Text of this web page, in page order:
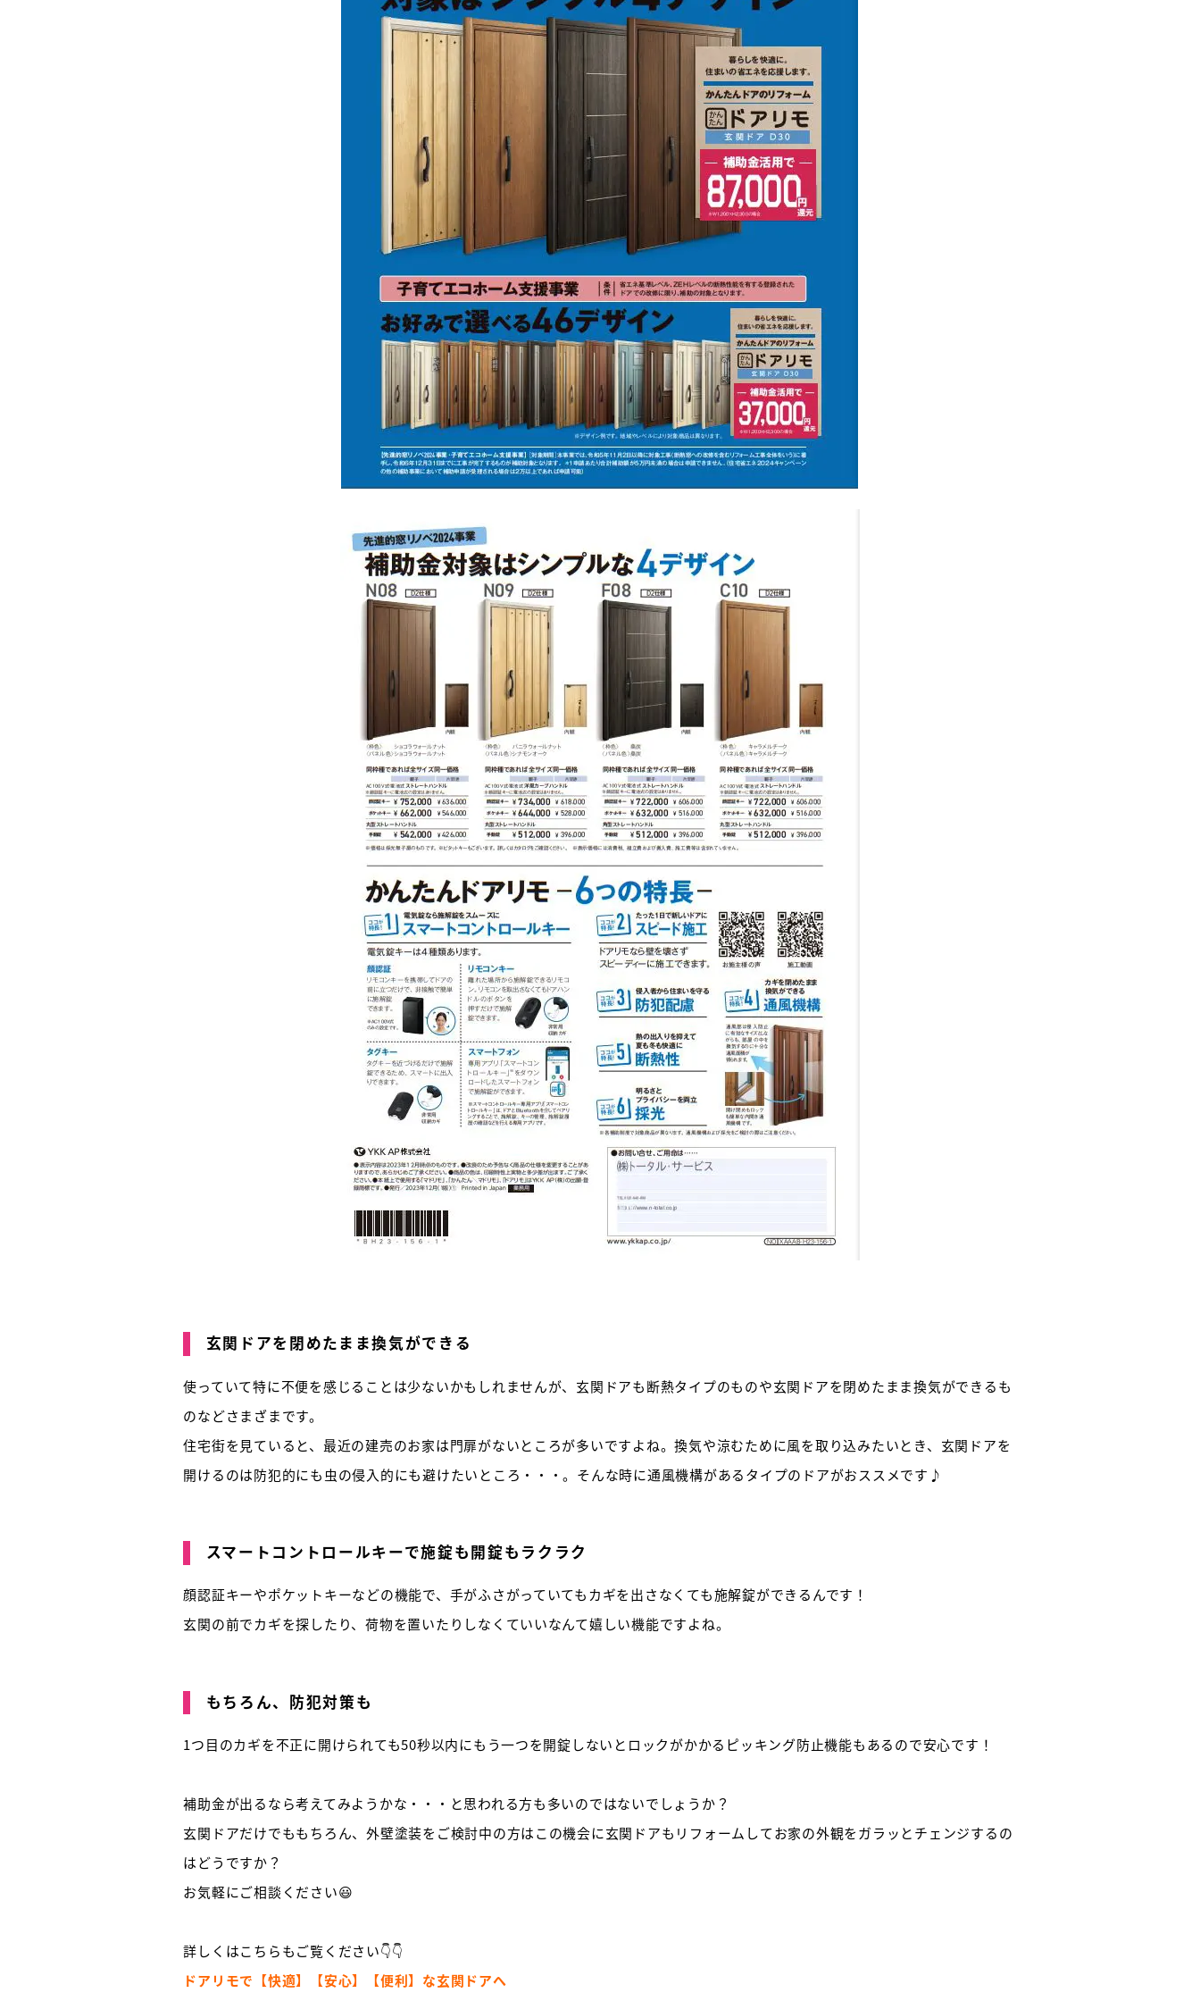
玄関ドアを閉めたまま換気ができる
使っていて特に不便を感じることは少ないかもしれませんが、玄関ドアも断熱タイプのものや玄関ドアを閉めたまま換気ができるも
のなどさまざまです。
住宅街を見ていると、最近の建売のお家は門扉がないところが多いですよね。換気や涼むために風を取り込みたいとき、玄関ドアを
開けるのは防犯的にも虫の侵入的にも避けたいところ・・・。そんな時に通風機構があるタイプのドアがおススメです♪
スマートコントロールキーで施錠も開錠もラクラク
顔認証キーやポケットキーなどの機能で、手がふさがっていてもカギを出さなくても施解錠ができるんです！
玄関の前でカギを探したり、荷物を置いたりしなくていいなんて嬉しい機能ですよね。
もちろん、防犯対策も
1つ目のカギを不正に開けられても50秒以内にもう一つを開錠しないとロックがかかるピッキング防止機能もあるので安心です！
補助金が出るなら考えてみようかな・・・と思われる方も多いのではないでしょうか？
玄関ドアだけでももちろん、外壁塗装をご検討中の方はこの機会に玄関ドアもリフォームしてお家の外観をガラッとチェンジするの
はどうですか？
お気軽にご相談ください😃
詳しくはこちらもご覧ください👇👇
ドアリモで【快適】【安心】【便利】な玄関ドアへ